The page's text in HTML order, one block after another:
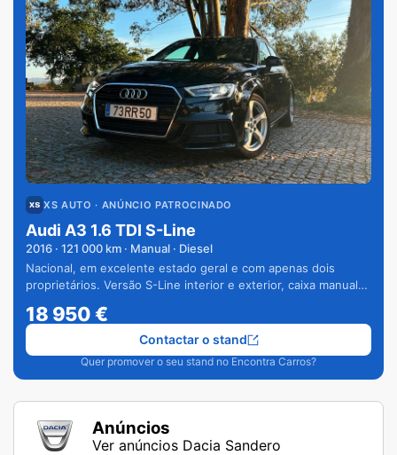
XS AUTO · ANÚNCIO PATROCINADO
Audi A3 1.6 TDI S-Line
2016 · 121 000 km · Manual · Diesel
Nacional, em excelente estado geral e com apenas dois
proprietários. Versão S-Line interior e exterior, caixa manual
18 950€
Quer promover o seu stand no Encontra Carros?
Contactar o stand
Anúncios
Ver anúncios Dacia Sandero